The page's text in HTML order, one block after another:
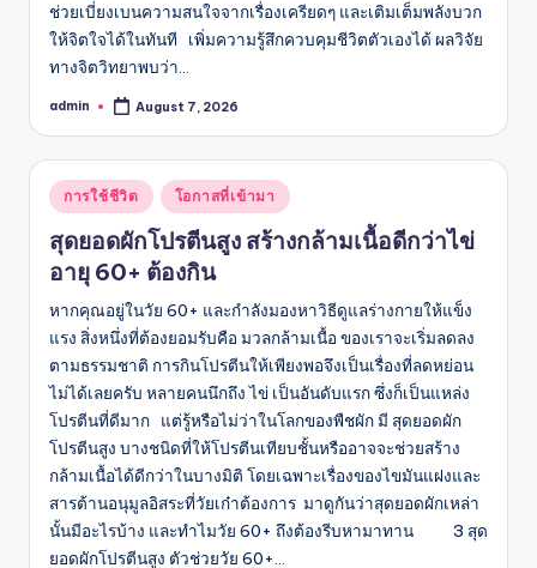
ช่วยเบี่ยงเบนความสนใจจากเรื่องเครียดๆ และเติมเต็มพลังบวก
ให้จิตใจได้ในทันที เพิ่มความรู้สึกควบคุมชีวิตตัวเองได้ ผลวิจัย
ทางจิตวิทยาพบว่า…
Posted
admin August 7, 2026
Posted
in
การใช้ชีวิต โอกาสที่เข้ามา
สุดยอดผักโปรตีนสูง สร้างกล้ามเนื้อดีกว่าไข่
อายุ 60+ ต้องกิน
หากคุณอยู่ในวัย 60+ และกำลังมองหาวิธีดูแลร่างกายให้แข็ง
แรง สิ่งหนึ่งที่ต้องยอมรับคือ มวลกล้ามเนื้อ ของเราจะเริ่มลดลง
ตามธรรมชาติ การกินโปรตีนให้เพียงพอจึงเป็นเรื่องที่ลดหย่อน
ไม่ได้เลยครับ หลายคนนึกถึง ไข่ เป็นอันดับแรก ซึ่งก็เป็นแหล่ง
โปรตีนที่ดีมาก แต่รู้หรือไม่ว่าในโลกของพืชผัก มี สุดยอดผัก
โปรตีนสูง บางชนิดที่ให้โปรตีนเทียบชั้นหรืออาจจะช่วยสร้าง
กล้ามเนื้อได้ดีกว่าในบางมิติ โดยเฉพาะเรื่องของไขมันแฝงและ
สารต้านอนุมูลอิสระที่วัยเก๋าต้องการ มาดูกันว่าสุดยอดผักเหล่า
นั้นมีอะไรบ้าง และทำไมวัย 60+ ถึงต้องรีบหามาทาน 3 สุด
ยอดผักโปรตีนสูง ตัวช่วยวัย 60+…